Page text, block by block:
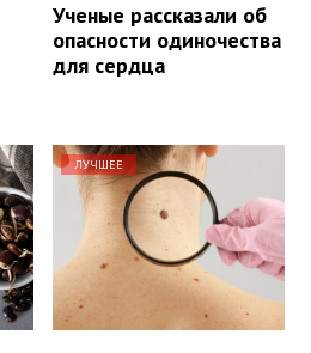
Ученые рассказали об
опасности одиночества
для сердца
ЛУЧШЕЕ